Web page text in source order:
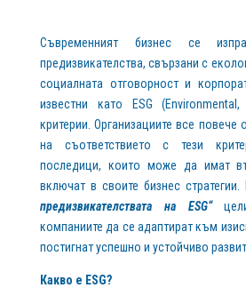
Съвременният бизнес се
предизвикателства, свързани с
социалната отговорност и
известни като ESG
критерии. Организациите все повече
на съответствието с тези
последици, които може да имат
включат в своите бизнес
предизвикателствата на ESG“
компаниите да се адаптират към
постигнат успешно и устойчиво
Какво е ESG?